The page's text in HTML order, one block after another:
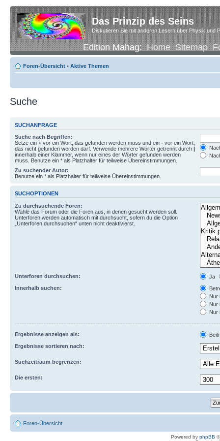
Das Prinzip des Seins
Diskutieren Sie mit anderen Lesern über Physik und
Edition Mahag:Home Sitemap
Foren-Übersicht • Aktive Themen
Suche
SUCHANFRAGE
Suche nach Begriffen:
Setze ein + vor ein Wort, das gefunden werden muss und ein - vor ein Wort,
das nicht gefunden werden darf. Verwende mehrere Wörter getrennt durch |
innerhalb einer Klammer, wenn nur eines der Wörter gefunden werden
muss. Benutze ein * als Platzhalter für teilweise Übereinstimmungen.
Zu suchender Autor:
Benutze ein * als Platzhalter für teilweise Übereinstimmungen.
SUCHOPTIONEN
Zu durchsuchende Foren:
Wähle das Forum oder die Foren aus, in denen gesucht werden soll.
Unterforen werden automatisch mit durchsucht, sofern du die Option
„Unterforen durchsuchen“ unten nicht deaktivierst.
Unterforen durchsuchen:
Ja
Innerhalb suchen:
Nur
Nur
Nur
Ergebnisse anzeigen als:
Ergebnisse sortieren nach:
Suchzeitraum begrenzen:
Die ersten:
Foren-Übersicht
Powered by phpBB